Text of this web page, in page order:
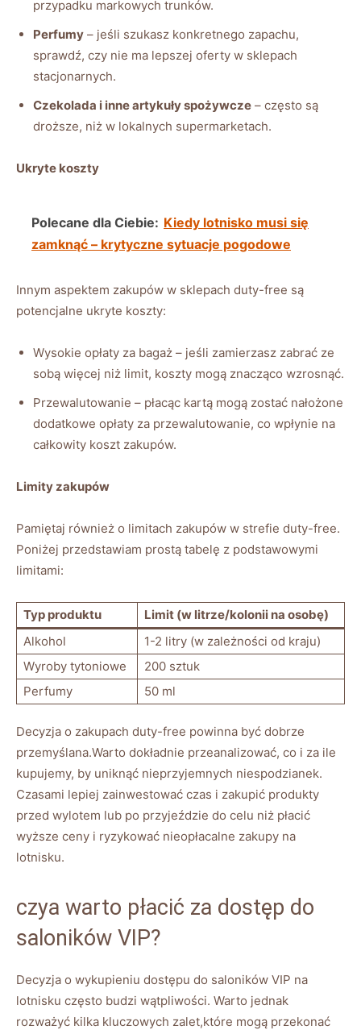
przypadku markowych trunków.
Perfumy – jeśli szukasz konkretnego zapachu,
sprawdź, czy nie ma lepszej oferty w sklepach
stacjonarnych.
Czekolada i inne artykuły spożywcze – często są
droższe, niż w lokalnych supermarketach.
Ukryte koszty
Polecane dla Ciebie: Kiedy lotnisko musi się
zamknąć – krytyczne sytuacje pogodowe
Innym aspektem zakupów w sklepach duty-free są
potencjalne ukryte koszty:
Wysokie opłaty za bagaż – jeśli zamierzasz zabrać ze
sobą więcej niż limit, koszty mogą znacząco wzrosnąć.
Przewalutowanie – płacąc kartą mogą zostać nałożone
dodatkowe opłaty za przewalutowanie, co wpłynie na
całkowity koszt zakupów.
Limity zakupów
Pamiętaj również o limitach zakupów w strefie duty-free.
Poniżej przedstawiam prostą tabelę z podstawowymi
limitami:
Typ produktu
Limit (w litrze/kolonii na osobę)
Alkohol
1-2 litry (w zależności od kraju)
Wyroby tytoniowe
200 sztuk
Perfumy
50 ml
Decyzja o zakupach duty-free powinna być dobrze
przemyślana.Warto dokładnie przeanalizować, co i za ile
kupujemy, by uniknąć nieprzyjemnych niespodzianek.
Czasami lepiej zainwestować czas i zakupić produkty
przed wylotem lub po przyjeździe do celu niż płacić
wyższe ceny i ryzykować nieopłacalne zakupy na
lotnisku.
czya warto płacić za dostęp do
saloników VIP?
Decyzja o wykupieniu dostępu do saloników VIP na
lotnisku często budzi wątpliwości. Warto jednak
rozważyć kilka kluczowych zalet,które mogą przekonać